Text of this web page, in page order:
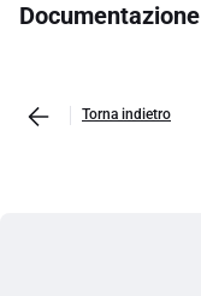
Documentazione
Torna indietro